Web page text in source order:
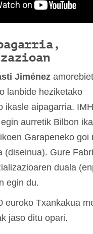
Jiménez
lanbide heziketako
ikasle aipagarria.
aurretik Bilbon
Garapeneko goi
(diseinua). Gure
duala
egin du.
euroko Txankakua
jaso ditu opari.